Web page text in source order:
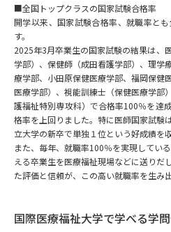
併願校選び
先輩が入学を決めた理由
新生活お役立ちガイド
学問発見
大学で学びたい学問発見
■全国トップクラスの国家試験合格率
開学以来、国家試験合格率、就職率と
す。
2025年3月卒業生の国家試験の結果は、
学部）、保健師（成田看護学部）、理学
療学部、小田原保健医療学部、福岡保健
医療学部）、視能訓練士（保健医療学部
護福祉特別専攻科）で合格率100％を達
格率を上回りました。特に医師国家試験
立大学の新卒で単独１位という好成績を
また、毎年、就職率100％を実現してい
える卒業生を医療福祉現場などに送りだ
た評価と信頼が、この高い就職率を生み
国際医療福祉大学で学べる学